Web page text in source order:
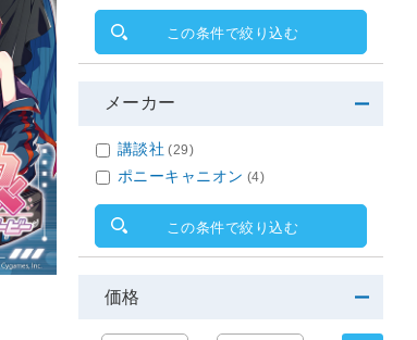
この条件で絞り込む
メーカー
講談社 (29)
ポニーキャニオン (4)
この条件で絞り込む
価格